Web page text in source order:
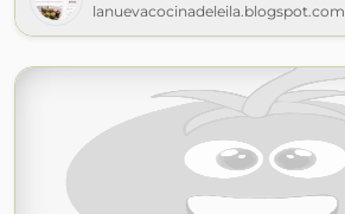
lanuevacocinadeleila.blogspot.com